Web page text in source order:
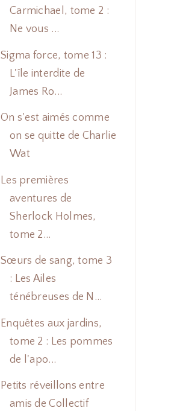
Carmichael, tome 2 :
Ne vous ...
Sigma force, tome 13 :
L'île interdite de
James Ro...
On s'est aimés comme
on se quitte de Charlie
Wat
Les premières
aventures de
Sherlock Holmes,
tome 2...
Sœurs de sang, tome 3
: Les Ailes
ténébreuses de N...
Enquêtes aux jardins,
tome 2 : Les pommes
de l'apo...
Petits réveillons entre
amis de Collectif